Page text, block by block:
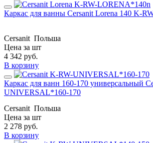
Каркас для ванны Cersanit Lorena 140 K-
Cersanit Польша
Цена за шт
4 342 руб.
В корзину
Каркас для ванн 160-170 универсальный
UNIVERSAL*160-170
Cersanit Польша
Цена за шт
2 278 руб.
В корзину